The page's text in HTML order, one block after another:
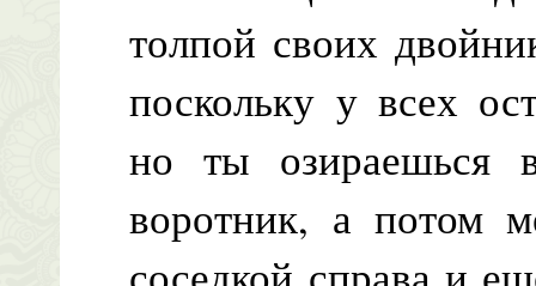
толпой своих
поскольку у всех
но ты озираешься
воротник, а потом